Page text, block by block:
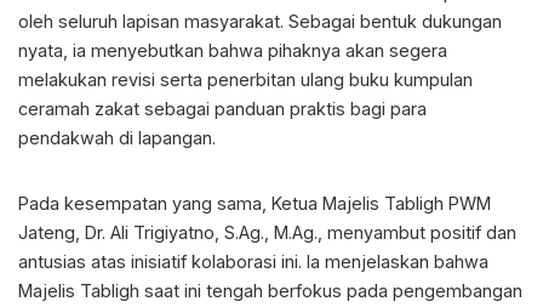
oleh seluruh lapisan masyarakat. Sebagai bentuk dukungan
nyata, ia menyebutkan bahwa pihaknya akan segera
melakukan revisi serta penerbitan ulang buku kumpulan
ceramah zakat sebagai panduan praktis bagi para
pendakwah di lapangan.
Pada kesempatan yang sama, Ketua Majelis Tabligh PWM
Jateng, Dr. Ali Trigiyatno, S.Ag., M.Ag., menyambut positif dan
antusias atas inisiatif kolaborasi ini. Ia menjelaskan bahwa
Majelis Tabligh saat ini tengah berfokus pada pengembangan